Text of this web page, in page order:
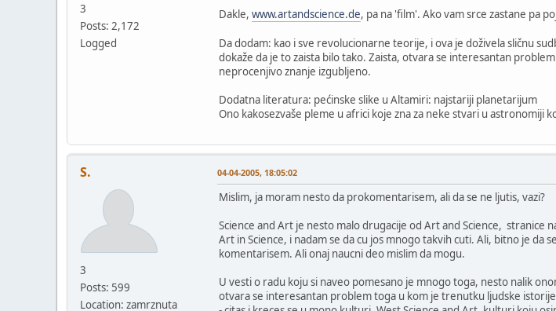
3
Posts: 2,172
Logged
Dakle, www.artandscience.de, pa na 'film'. Ako vam srce zastane pa
Da dodam: kao i sve revolucionarne teorije, i ova je doživela sličnu
dokaže da je to zaista bilo tako. Zaista, otvara se interesantan
neprocenjivo znanje izgubljeno.
Dodatna literatura: pećinske slike u Altamiri: najstariji planetarijum
Ono kakosezvaše pleme u africi koje zna za neke stvari u astronomiji
S.
3
Posts: 599
Location: zamrznuta
04-04-2005, 18:05:02
Mislim, ja moram nesto da prokomentarisem, ali da se ne ljutis, vazi?
Science and Art je nesto malo drugacije od Art and Science, stranice
Art in Science, i nadam se da cu jos mnogo takvih cuti. Ali, bitno je da
komentarisem. Ali onaj naucni deo mislim da mogu.
U vesti o radu koju si naveo pomesano je mnogo toga, nesto nalik
otvara se interesantan problem toga u kom je trenutku ljudske